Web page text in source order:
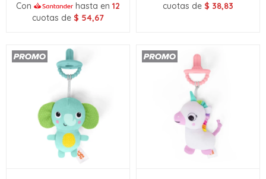
Con hasta en 12
cuotas de $ 54,67
cuotas de $ 38,83